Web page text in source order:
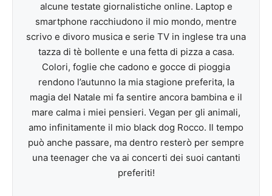
alcune testate giornalistiche online. Laptop e
smartphone racchiudono il mio mondo, mentre
scrivo e divoro musica e serie TV in inglese tra una
tazza di tè bollente e una fetta di pizza a casa.
Colori, foglie che cadono e gocce di pioggia
rendono l’autunno la mia stagione preferita, la
magia del Natale mi fa sentire ancora bambina e il
mare calma i miei pensieri. Vegan per gli animali,
amo infinitamente il mio black dog Rocco. Il tempo
può anche passare, ma dentro resterò per sempre
una teenager che va ai concerti dei suoi cantanti
preferiti!